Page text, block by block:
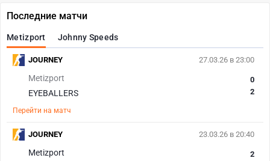
Последние матчи
Metizport Johnny Speeds
27.03.26 в 23:00
Metizport
EYEBALLERS
0
2
Перейти на матч
JOURNEY
23.03.26 в 20:40
Metizport 2
JOURNEY